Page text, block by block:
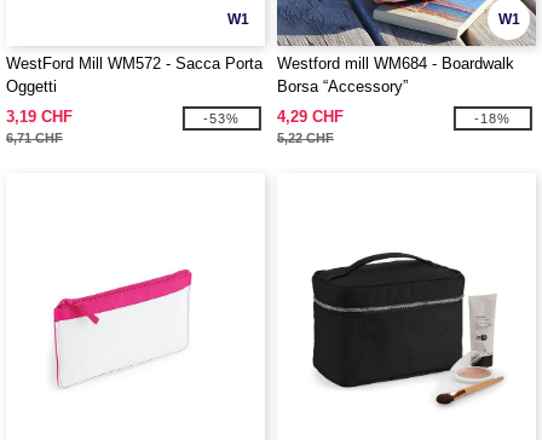
W1
WestFord Mill WM572 - Sacca Porta
Oggetti
3,19 CHF
6,71 CHF
-53%
W1
Westford mill WM684 - Boardwalk
Borsa “Accessory”
4,29 CHF
5,22 CHF
-18%